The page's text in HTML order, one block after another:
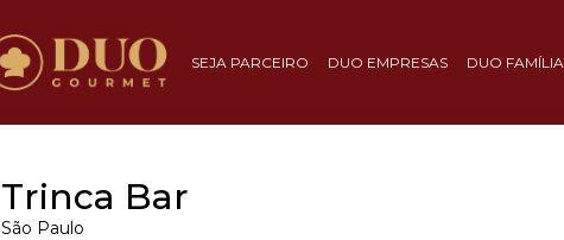
SEJA PARCEIRO DUO EMPRESAS DUO FAMÍLIA
Trinca Bar
São Paulo